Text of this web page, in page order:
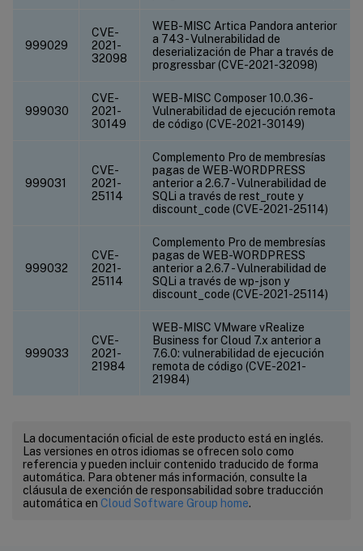
999029
CVE-
2021-
32098
WEB-MISC Artica Pandora anterior
a 743 - Vulnerabilidad de
deserialización de Phar a través de
progressbar (CVE-2021-32098)
999030
CVE-
2021-
30149
WEB-MISC Composer 10.0.36 -
Vulnerabilidad de ejecución remota
de código (CVE-2021-30149)
999031
CVE-
2021-
25114
Complemento Pro de membresías
pagas de WEB-WORDPRESS
anterior a 2.6.7 - Vulnerabilidad de
SQLi a través de rest_route y
discount_code (CVE-2021-25114)
999032
CVE-
2021-
25114
Complemento Pro de membresías
pagas de WEB-WORDPRESS
anterior a 2.6.7 - Vulnerabilidad de
SQLi a través de wp-json y
discount_code (CVE-2021-25114)
999033
CVE-
2021-
21984
WEB-MISC VMware vRealize
Business for Cloud 7.x anterior a
7.6.0: vulnerabilidad de ejecución
remota de código (CVE-2021-
21984)
La documentación oficial de este producto está en inglés.
Las versiones en otros idiomas se ofrecen solo como
referencia y pueden incluir contenido traducido de forma
automática. Para obtener más información, consulte la
cláusula de exención de responsabilidad sobre traducción
automática en Cloud Software Group home.